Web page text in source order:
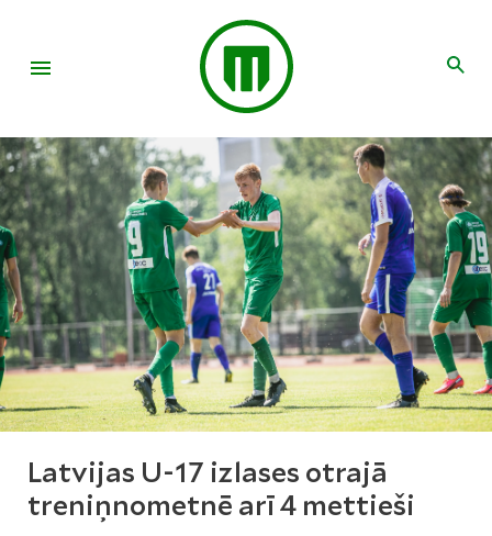
Latvijas U-17 izlases otrajā
treniņnometnē arī 4 mettieši